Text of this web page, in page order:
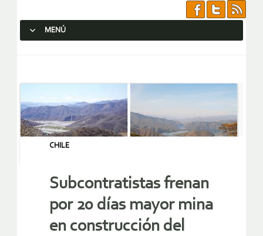
MENÚ
CHILE
Subcontratistas frenan
por 20 días mayor mina
en construcción del